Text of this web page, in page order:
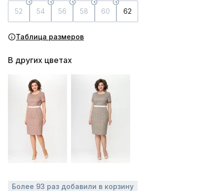
52 54 56 58 60 62
Таблица размеров
В других цветах
Более 93 раз добавили в корзину